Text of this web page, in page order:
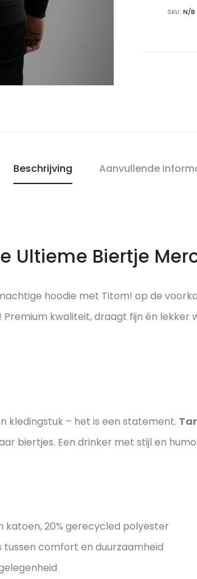
SKU: N/B
Beschrijving Aanvullende
Ultieme Biertje
hoodie met Titom! op de
kwaliteit, draagt fijn én lekker
kledingstuk – het is een statement.
biertjes. Een drinker met stijl en
katoen, 20% gerecycled polyester
comfort en duurzaamheid